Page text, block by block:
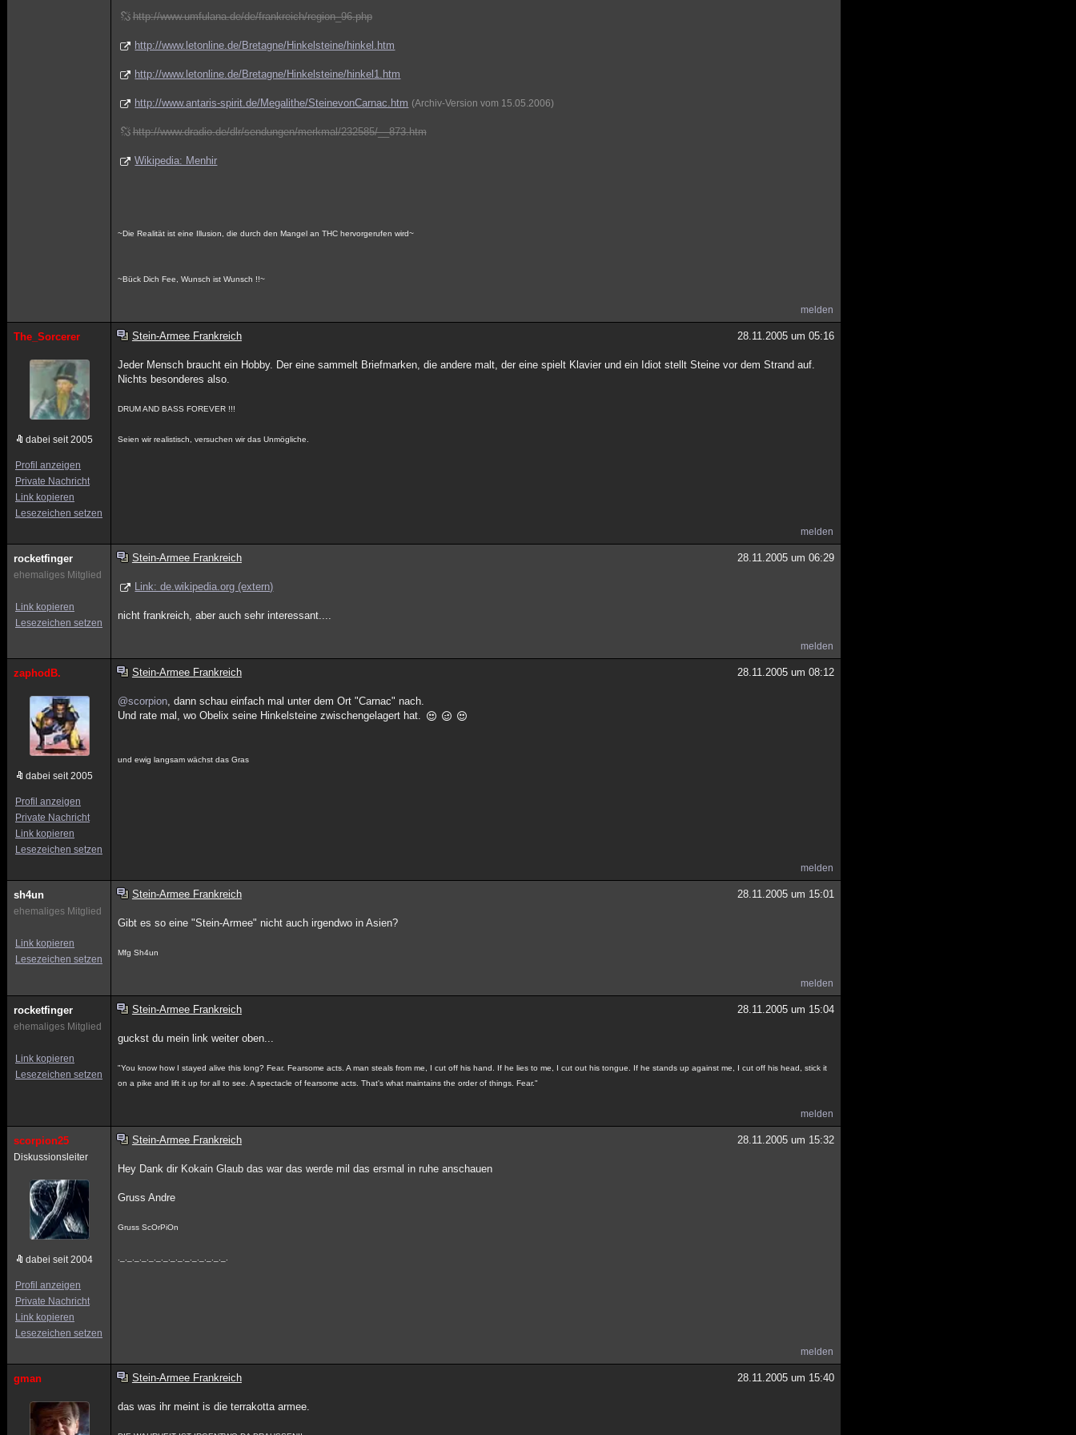
http://www.umfulana.de/de/frankreich/region_96.php
http://www.letonline.de/Bretagne/Hinkelsteine/hinkel.htm
http://www.letonline.de/Bretagne/Hinkelsteine/hinkel1.htm
http://www.antaris-spirit.de/Megalithe/SteinevonCarnac.htm (Archiv-Version vom 15.05.2006)
http://www.dradio.de/dlr/sendungen/merkmal/232585/__873.htm
Wikipedia: Menhir
~Die Realität ist eine Illusion, die durch den Mangel an THC hervorgerufen wird~
~Bück Dich Fee, Wunsch ist Wunsch !!~
melden
The_Sorcerer
dabei seit 2005
Profil anzeigen
Private Nachricht
Link kopieren
Lesezeichen setzen
Stein-Armee Frankreich 28.11.2005 um 05:16
Jeder Mensch braucht ein Hobby. Der eine sammelt Briefmarken, die andere malt, der eine spielt Klavier und ein Idiot stellt Steine vor dem Strand auf.
Nichts besonderes also.
DRUM AND BASS FOREVER !!!
Seien wir realistisch, versuchen wir das Unmögliche.
melden
rocketfinger
ehemaliges Mitglied
Link kopieren
Lesezeichen setzen
Stein-Armee Frankreich 28.11.2005 um 06:29
Link: de.wikipedia.org (extern)
nicht frankreich, aber auch sehr interessant....
melden
zaphodB.
dabei seit 2005
Profil anzeigen
Private Nachricht
Link kopieren
Lesezeichen setzen
Stein-Armee Frankreich 28.11.2005 um 08:12
@scorpion, dann schau einfach mal unter dem Ort "Carnac" nach.
Und rate mal, wo Obelix seine Hinkelsteine zwischengelagert hat.
und ewig langsam wächst das Gras
melden
sh4un
ehemaliges Mitglied
Link kopieren
Lesezeichen setzen
Stein-Armee Frankreich 28.11.2005 um 15:01
Gibt es so eine "Stein-Armee" nicht auch irgendwo in Asien?
Mfg Sh4un
melden
rocketfinger
ehemaliges Mitglied
Link kopieren
Lesezeichen setzen
Stein-Armee Frankreich 28.11.2005 um 15:04
guckst du mein link weiter oben...
"You know how I stayed alive this long? Fear. Fearsome acts. A man steals from me, I cut off his hand. If he lies to me, I cut out his tongue. If he stands up against me, I cut off his head, stick it
on a pike and lift it up for all to see. A spectacle of fearsome acts. That's what maintains the order of things. Fear."
melden
scorpion25
Diskussionsleiter
dabei seit 2004
Profil anzeigen
Private Nachricht
Link kopieren
Lesezeichen setzen
Stein-Armee Frankreich 28.11.2005 um 15:32
Hey Dank dir Kokain Glaub das war das werde mil das ersmal in ruhe anschauen
Gruss Andre
Gruss ScOrPiOn
melden
gman Stein-Armee Frankreich 28.11.2005 um 15:40
das was ihr meint is die terrakotta armee.